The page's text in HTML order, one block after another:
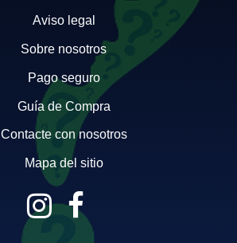
Aviso legal
Sobre nosotros
Pago seguro
Guía de Compra
Contacte con nosotros
Mapa del sitio